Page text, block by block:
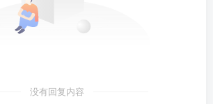
没有回复内容